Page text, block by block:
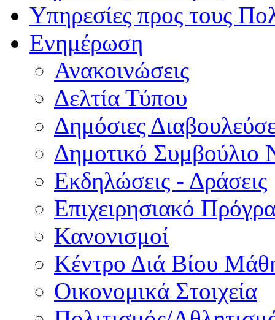
Υπηρεσίες προς τους
Ενημέρωση
Ανακοινώσεις
Δελτία Τύπου
Δημόσιες
Δημοτικό Συμβούλιο
Εκδηλώσεις - Δράσεις
Επιχειρησιακό
Κανονισμοί
Κέντρο Διά Βίου
Οικονομικά Στοιχεία